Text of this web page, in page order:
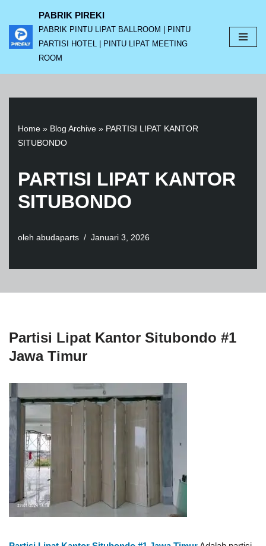
Lompat
ke
PABRIK PIREKI
PABRIK PINTU LIPAT BALLROOM | PINTU
PARTISI HOTEL | PINTU LIPAT MEETING
ROOM
Home » Blog Archive » PARTISI LIPAT KANTOR
SITUBONDO
PARTISI LIPAT KANTOR
SITUBONDO
oleh abudaparts Januari 3, 2026
Partisi Lipat Kantor Situbondo #1
Jawa Timur